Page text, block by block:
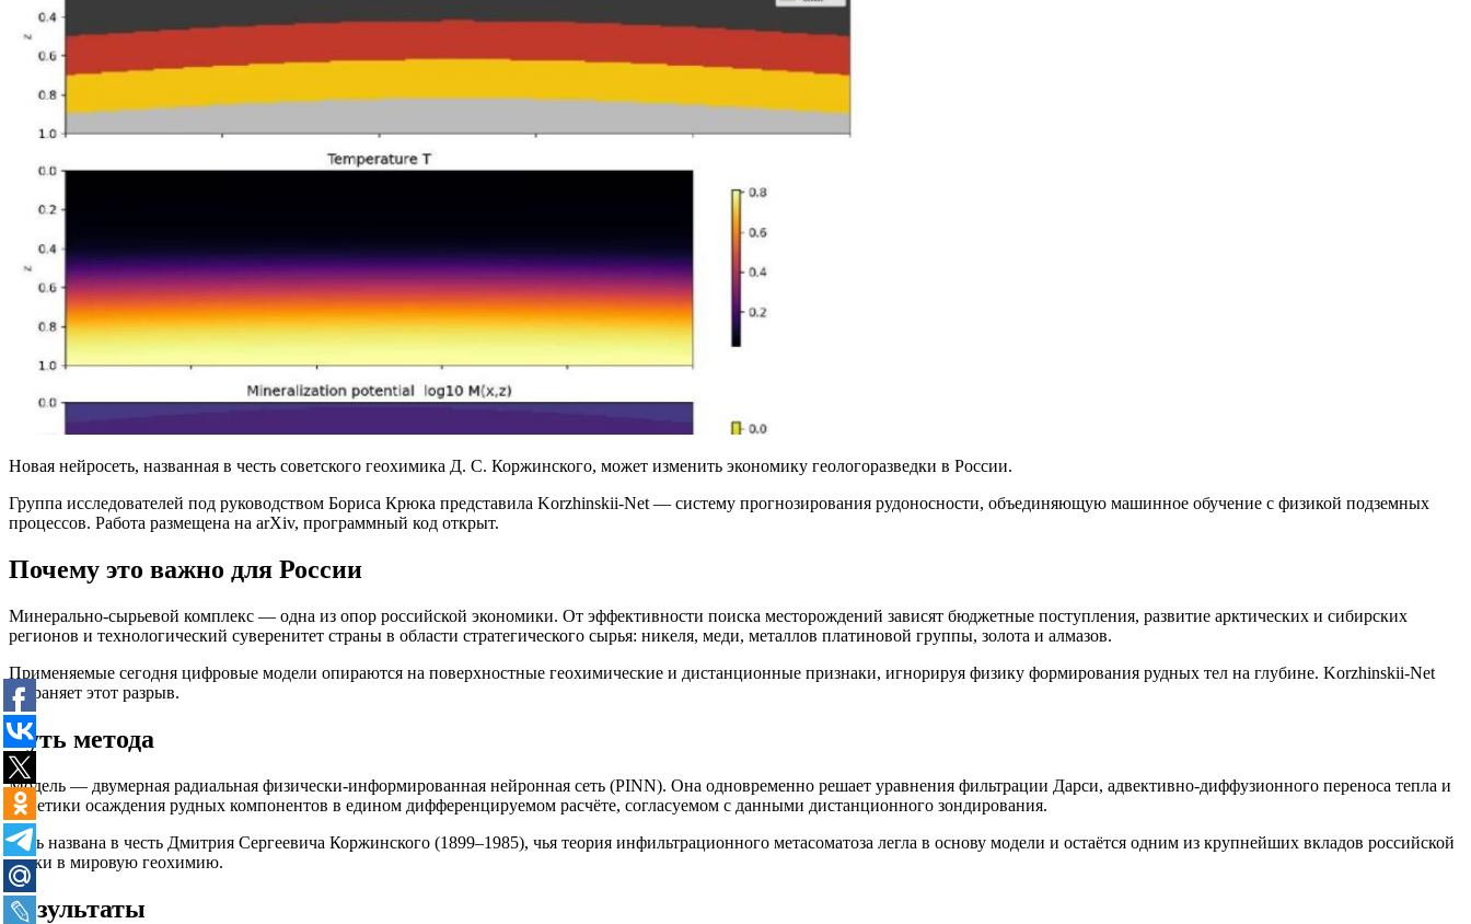
Новая нейросеть, названная в честь советского геохимика Д. С. Коржинского, может изменить экономику геологоразведки в России.
Группа исследователей под руководством Бориса Крюка представила Korzhinskii-Net — систему прогнозирования рудоносности, объединяющую машинное обучение с физикой подземных
процессов. Работа размещена на arXiv, программный код открыт.
Почему это важно для России
Минерально-сырьевой комплекс — одна из опор российской экономики. От эффективности поиска месторождений зависят бюджетные поступления, развитие арктических и сибирских
регионов и технологический суверенитет страны в области стратегического сырья: никеля, меди, металлов платиновой группы, золота и алмазов.
Применяемые сегодня цифровые модели опираются на поверхностные геохимические и дистанционные признаки, игнорируя физику формирования рудных тел на глубине. Korzhinskii-Net
устраняет этот разрыв.
Суть метода
Модель — двумерная радиальная физически-информированная нейронная сеть (PINN). Она одновременно решает уравнения фильтрации Дарси, адвективно-диффузионного переноса тепла и
кинетики осаждения рудных компонентов в едином дифференцируемом расчёте, согласуемом с данными дистанционного зондирования.
Сеть названа в честь Дмитрия Сергеевича Коржинского (1899–1985), чья теория инфильтрационного метасоматоза легла в основу модели и остаётся одним из крупнейших вкладов российской
науки в мировую геохимию.
Результаты